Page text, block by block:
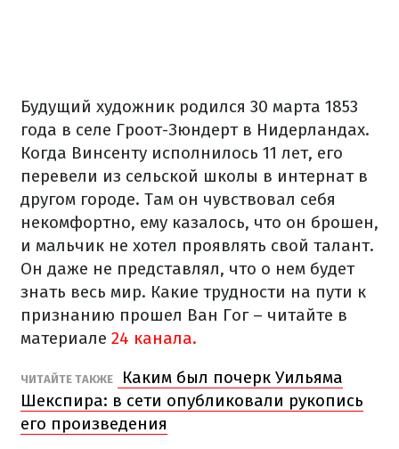
Будущий художник родился 30 марта 1853
года в селе Гроот-Зюндерт в Нидерландах.
Когда Винсенту исполнилось 11 лет, его
перевели из сельской школы в интернат в
другом городе. Там он чувствовал себя
некомфортно, ему казалось, что он брошен,
и мальчик не хотел проявлять свой талант.
Он даже не представлял, что о нем будет
знать весь мир. Какие трудности на пути к
признанию прошел Ван Гог – читайте в
материале 24 канала.
ЧИТАЙТЕ ТАКЖЕ
Каким был почерк Уильяма
Шекспира: в сети опубликовали рукопись
его произведения